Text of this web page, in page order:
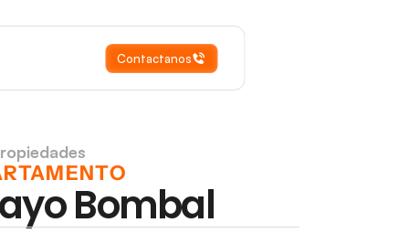
Bombal
Contactanos